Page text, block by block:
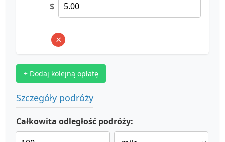
$
×
+ Dodaj kolejną opłatę
Szczegóły podróży
Całkowita odległość podróży: